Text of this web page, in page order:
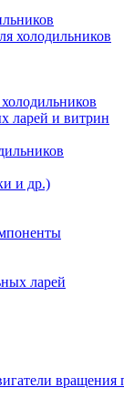
холодильников
ларей и витрин
и др.)
ларей
вращения